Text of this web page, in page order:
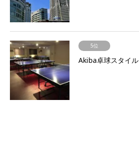
5位
Akiba卓球スタイル